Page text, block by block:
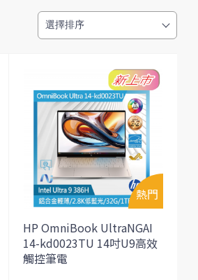
HP OmniBook UltraNGAI
14-kd0023TU 14吋U9高效
觸控筆電